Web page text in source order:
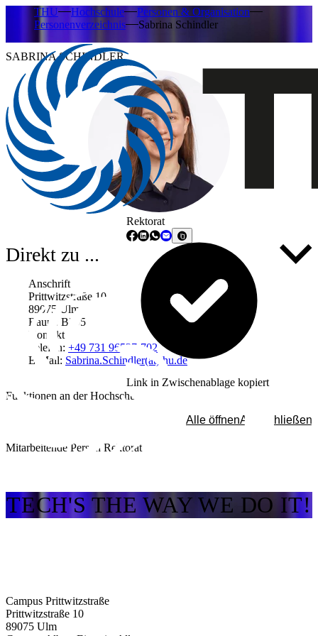
THU Hochschule
Personen & Organisation
Personenverzeichnis
Sabrina Schindler
SABRINA SCHINDLER
Rektorat
Link in Zwischenablage kopiert
Direkt zu ...
Anschrift
Prittwitzstraße 10
89075 Ulm
Raum: B305
Kontakt
Telefon: +49 731 96537-702
E-Mail: Sabrina.Schindler(at)thu.de
Funktionen an der Hochschule
Alle öffnenAlle schließen
Mitarbeitende Person Rektorat
TECH'S THE WAY WE DO IT!
Campus Prittwitzstraße
Prittwitzstraße 10
89075 Ulm